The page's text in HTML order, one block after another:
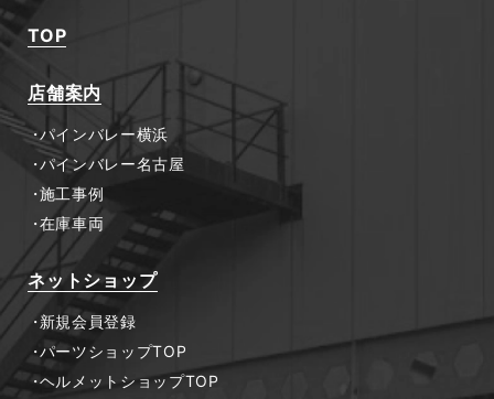
TOP
店舗案内
パインバレー横浜
パインバレー名古屋
施工事例
在庫車両
ネットショップ
新規会員登録
パーツショップTOP
ヘルメットショップTOP